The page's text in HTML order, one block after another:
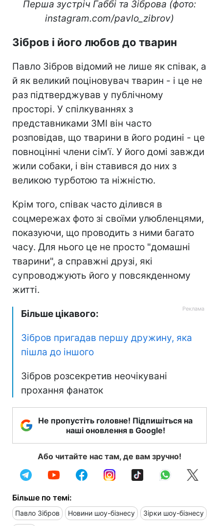
Перша зустріч Габбі та Зіброва (фото:
instagram.com/pavlo_zibrov)
Зібров і його любов до тварин
Павло Зібров відомий не лише як співак, а
й як великий поціновувач тварин - і це не
раз підтверджував у публічному
просторі. У спілкуваннях з
представниками ЗМІ він часто
розповідав, що тварини в його родині - це
повноцінні члени сім'ї. У його домі завжди
жили собаки, і він ставився до них з
великою турботою та ніжністю.
Крім того, співак часто ділився в
соцмережах фото зі своїми улюбленцями,
показуючи, що проводить з ними багато
часу. Для нього це не просто "домашні
тварини", а справжні друзі, які
супроводжують його у повсякденному
житті.
Більше цікавого:
Зібров пригадав першу дружину, яка
пішла до іншого
Зібров розсекретив неочікувані
прохання фанаток
Не пропустіть головне! Підпишіться на
наші оновлення в Google!
Або читайте нас там, де вам зручно!
Більше по темі:
Павло Зібров Новини шоу-бізнесу Зірки шоу-бізнесу